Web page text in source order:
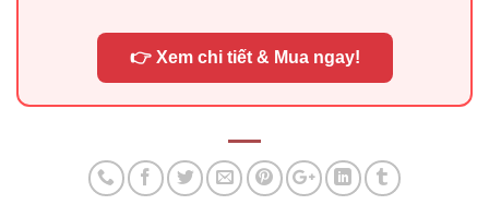
👉 Xem chi tiết & Mua ngay!